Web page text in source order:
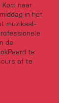
naar
in het
muzikaal-
de
te
af te